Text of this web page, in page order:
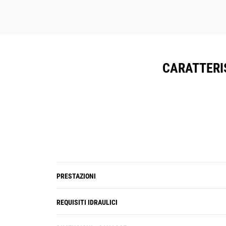
PRESTAZIONI
REQUISITI IDRAULICI